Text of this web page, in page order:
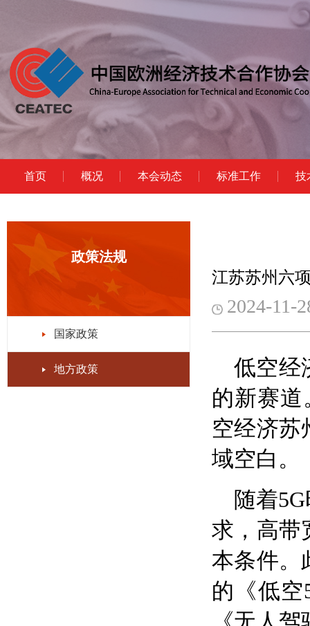
首页 概况 本会动态 标准工作 技
政策法规
国家政策
地方政策
江苏苏州六
2024-11-
低空经
的新赛
空经济苏
域空白。
随着
求，高带
本条件。
的《低